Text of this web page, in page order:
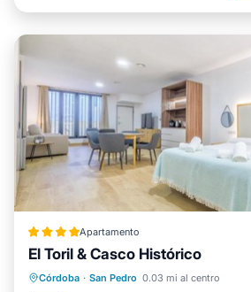
Apartamento
El Toril & Casco Histórico
Córdoba · San Pedro 0.03 mi al centro
Balcón/Terraza
Aire